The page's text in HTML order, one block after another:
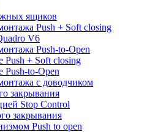
ящиков
Push + Soft closing
V6
Push-to-Open
+ Soft closing
to-Open
с доводчиком
закрывания
Stop Control
закрывания
Push to open